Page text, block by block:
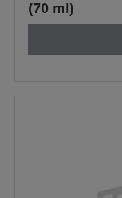
(70 ml)